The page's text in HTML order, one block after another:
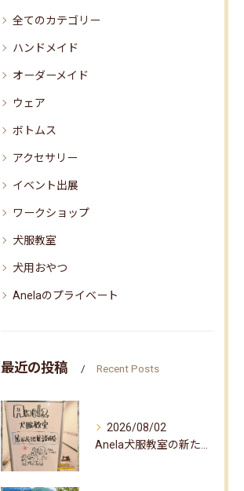
全てのカテゴリー
ハンドメイド
オーダーメイド
ウェア
ボトムス
アクセサリー
イベント出展
ワークショップ
犬服教室
犬用おやつ
Anelaのプライベート
最近の投稿 Recent Posts
2026/08/02